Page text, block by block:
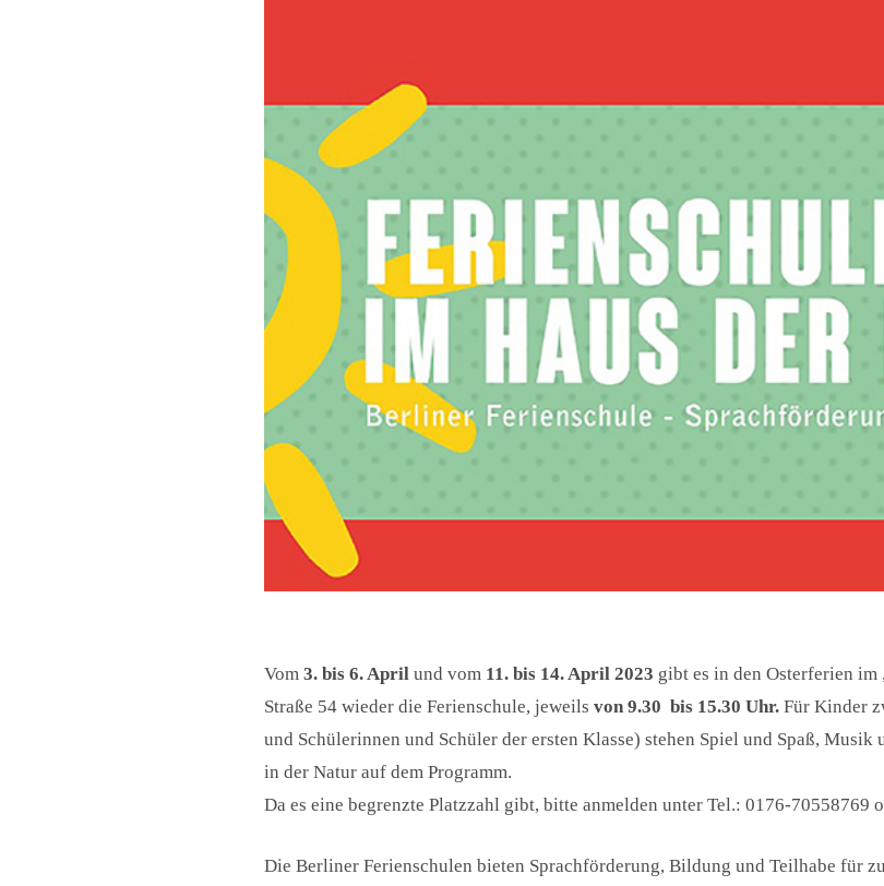
Vom 3. bis 6. April und vom 11. bis 14. April 2023 gibt es in den Osterferien im
Straße 54 wieder die Ferienschule, jeweils von 9.30 bis 15.30 Uhr. Für Kinder
und Schülerinnen und Schüler der ersten Klasse) stehen Spiel und Spaß, Musik
in der Natur auf dem Programm.
Da es eine begrenzte Platzzahl gibt, bitte anmelden unter Tel.: 0176-70558769
Die Berliner Ferienschulen bieten Sprachförderung, Bildung und Teilhabe für